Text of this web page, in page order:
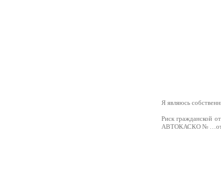
Я являюсь
Риск гражданской
АВТОКАСКО № …от ..